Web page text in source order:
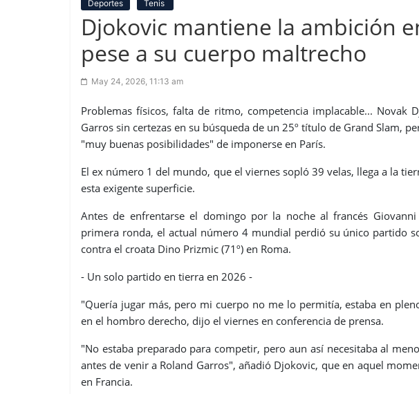
Deportes Tenis
Djokovic mantiene la ambición
pese a su cuerpo maltrecho
May 24, 2026, 11:13 am
Problemas físicos, falta de ritmo, competencia implacable... Novak
Garros sin certezas en su búsqueda de un 25º título de Grand Slam,
"muy buenas posibilidades" de imponerse en París.
El ex número 1 del mundo, que el viernes sopló 39 velas, llega a la
esta exigente superficie.
Antes de enfrentarse el domingo por la noche al francés
primera ronda, el actual número 4 mundial perdió su único partido
contra el croata Dino Prizmic (71º) en Roma.
- Un solo partido en tierra en 2026 -
"Quería jugar más, pero mi cuerpo no me lo permitía, estaba en
en el hombro derecho, dijo el viernes en conferencia de prensa.
"No estaba preparado para competir, pero aun así necesitaba al
antes de venir a Roland Garros", añadió Djokovic, que en aquel
en Francia.